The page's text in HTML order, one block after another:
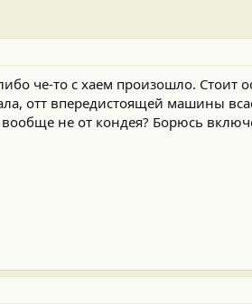
че-то с хаем произошло. Стоит
отт впередистоящей машины
не от кондея? Борюсь